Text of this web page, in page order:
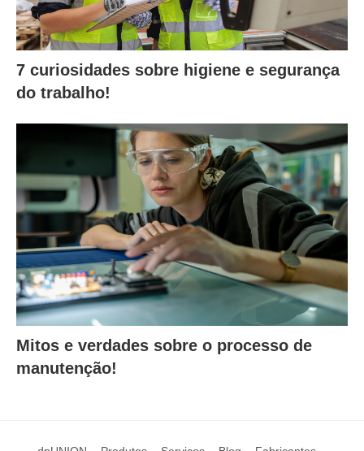
7 curiosidades sobre higiene e segurança
do trabalho!
Mitos e verdades sobre o processo de
manutenção!